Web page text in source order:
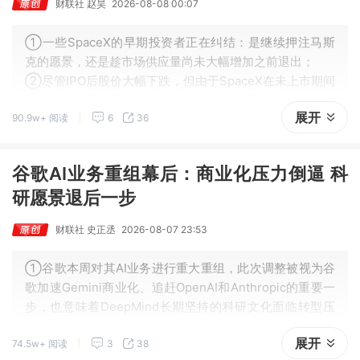
财联社 赵昊 2026-08-08 00:07
①一些SpaceX的早期投资者正在纠结：是继续押注马斯
克的愿景，还是趁市场供应量尚未大幅增加之前退出；
②尽管IPO后股价大幅下跌，但由于SpaceX在未上市期间
90.9w+ 阅读 6 36 展开
谷歌AI业务重组幕后：商业化压力倒逼 科
研愿景退后一步
财联社 史正丞 2026-08-07 23:53
①谷歌本周对其AI业务进行重大重组，此次调整被视为谷
歌加速Gemini商业化、追赶OpenAI和Anthropic的重要一
步，也意味着DeepMind长期坚持的科研文化面临转型压
②多名员工担忧实验室价值观改变，甚至已有员工接触竞
74.5w+ 阅读 3 38 展开